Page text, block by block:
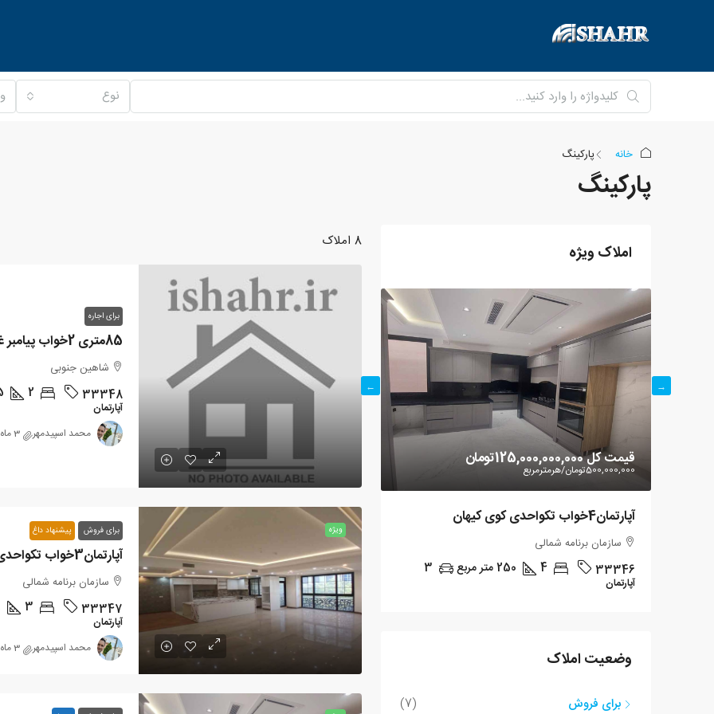
نوع
خانه پارکینگ
پارکینگ
8 املاک
برای اجاره
85متری 2خواب پیامبر غربی
شاهین جنوبی
33348
2
آپارتمان
محمد اسپیدمهر 3 ماه پیش
ویژه برای فروش پیشنهاد داغ
آپارتمان3خواب تکواحدی سازمان برنامه
سازمان برنامه شمالی
33347
3
آپارتمان
محمد اسپیدمهر 3 ماه پیش
املاک ویژه
قیمت کل125,000,000,000تومان
500,000,000تومان /هرمترمربع
آپارتمان4خواب تکواحدی کوی کیهان
سازمان برنامه شمالی
33346
4
250متر مربع 3
آپارتمان
قیمت کل23,000,000,000تومان
253,000,000تومان /هرمترمربع
آپارتمان91متری 2خواب شاهین جنوبی
شاهین جنوبی
040603
2
91متر مربع 1
آپارتمان
آپارتمان3خواب تکواحدی سازمان برنامه
سازمان برنامه شمالی
آپارتمان
وضعیت املاک
برای فروش
(7)